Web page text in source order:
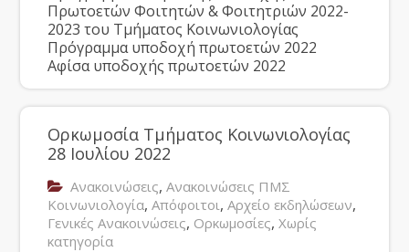
Πρωτοετών Φοιτητών & Φοιτητριών 2022-
2023 του Τμήματος Κοινωνιολογίας
Πρόγραμμα υποδοχή πρωτοετών 2022
Αφίσα υποδοχής πρωτοετών 2022
Ορκωμοσία Τμήματος Κοινωνιολογίας
28 Ιουλίου 2022
Ανακοινώσεις,Ανακοινώσεις ΠΜΣ
Κοινωνιολογία,Απόφοιτοι,Αρχείο εκδηλώσεων,
Γενικές Ανακοινώσεις, Ορκωμοσίες,Χωρίς
κατηγορία